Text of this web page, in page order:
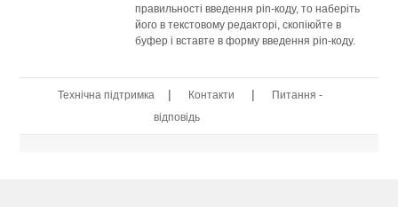
правильності введення pin-коду, то наберіть
його в текстовому редакторі, скопіюйте в
буфер і вставте в форму введення pin-коду.
Технічна підтримка | Контакти |
Питання -
відповідь